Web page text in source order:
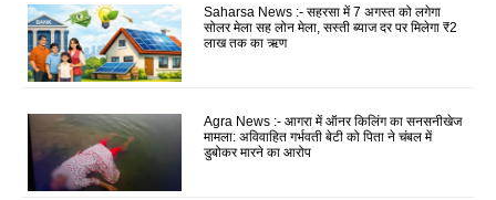
Saharsa News :- सहरसा में 7 अगस्त को लगेगा
सोलर मेला सह लोन मेला, सस्ती ब्याज दर पर मिलेगा ₹2
लाख तक का ऋण
Agra News :- आगरा में ऑनर किलिंग का सनसनीखेज
मामला: अविवाहित गर्भवती बेटी को पिता ने चंबल में
डुबोकर मारने का आरोप